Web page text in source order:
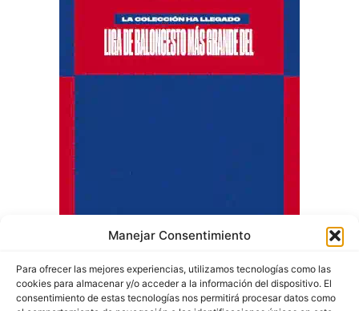
Manejar Consentimiento
Para ofrecer las mejores experiencias, utilizamos tecnologías como las
cookies para almacenar y/o acceder a la información del dispositivo. El
consentimiento de estas tecnologías nos permitirá procesar datos como